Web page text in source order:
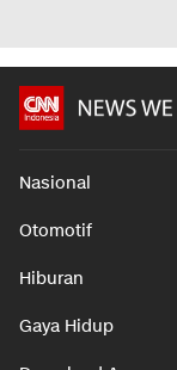
Nasional
Otomotif
Hiburan
Gaya Hidup